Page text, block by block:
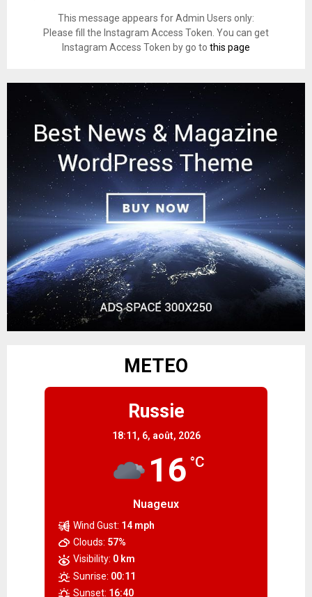
This message appears for Admin Users only:
Please fill the Instagram Access Token. You can get
Instagram Access Token by go to this page
METEO
Russie
18:11, 6, août, 2026
16 °C
Nuageux
Wind Gust: 14 mph
Clouds: 57%
Visibility: 0 km
Sunrise: 00:11
Sunset: 16:40